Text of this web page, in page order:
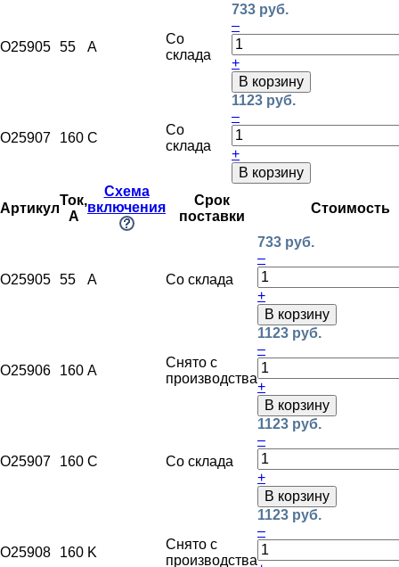
O25905 55 A
Со
склада
733 руб.
–
+
В корзину
O25907 160 C
Со
склада
1123 руб.
–
+
В корзину
Артикул
Ток,
А
Схема
включения
Срок
поставки
Стоимость
O25905 55 A Со склада
733 руб.
–
+
В корзину
O25906 160 A
Снято с
производства
1123 руб.
–
+
В корзину
O25907 160 C Со склада
1123 руб.
–
+
В корзину
O25908 160 K
Снято с
производства
1123 руб.
–